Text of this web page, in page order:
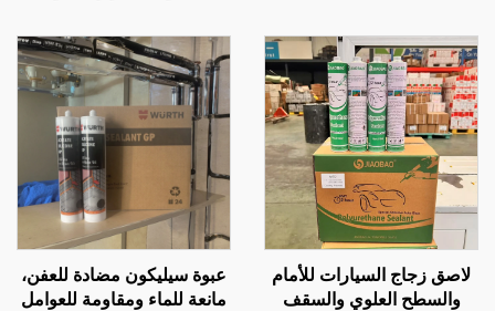
المقاوم للحرارة
ومقاوم للماء، أبيض نقي
لاصق زجاج السيارات للأمام
والسطح العلوي والسقف
عبوة سيليكون مضادة للعفن،
مانعة للماء ومقاومة للعوامل